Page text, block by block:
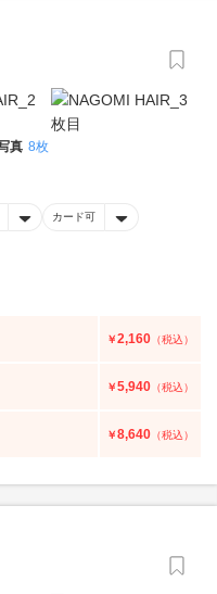
真 8枚
カード可
￥2,160 （税込）
￥5,940 （税込）
￥8,640 （税込）